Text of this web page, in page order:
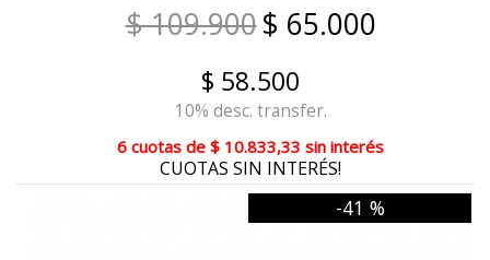
GAMAS BEIGE
GAMAS HIELO
PASIÓN DUBAI
MARRON LUPI
NUEZ
$ 109.900$ 65.000
$ 58.500
10% desc. transfer.
6 cuotas de $ 10.833,33 sin interés
CUOTAS SIN INTERÉS!
-41 %